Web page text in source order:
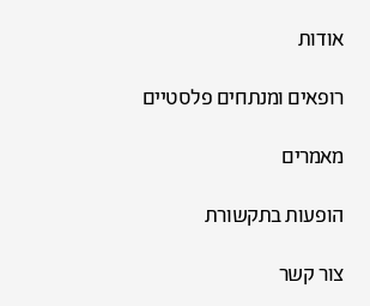
אודות
רופאים ומנתחים פלסטיים
מאמרים
הופעות בתקשורת
צור קשר